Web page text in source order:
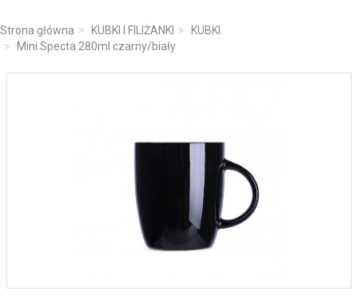
Strona główna KUBKI I FILIŻANKI
KUBKI
Mini Specta 280ml czarny/biały